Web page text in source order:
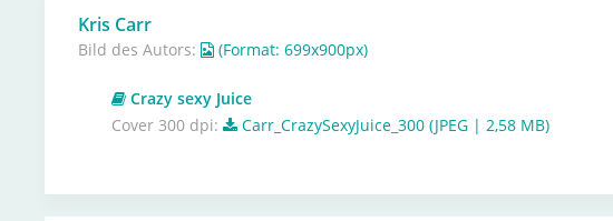
Kris Carr
Bild des Autors: (Format: 699x900px)
Crazy sexy Juice
Cover 300 dpi:
Carr_CrazySexyJuice_300 (JPEG | 2,58 MB)